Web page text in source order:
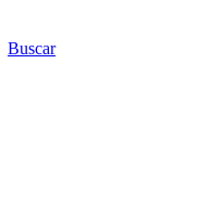
Buscar